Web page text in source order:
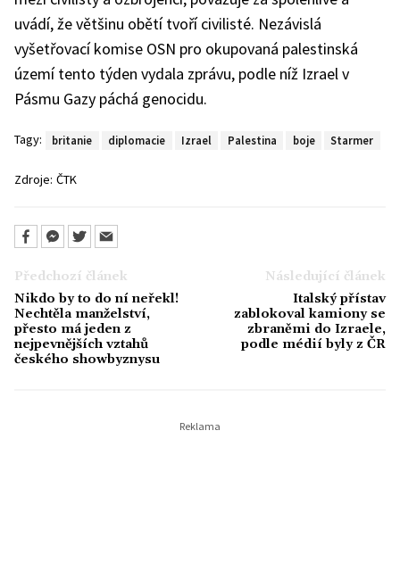
uvádí, že většinu obětí tvoří civilisté. Nezávislá
vyšetřovací komise OSN pro okupovaná palestinská
území tento týden vydala zprávu, podle níž Izrael v
Pásmu Gazy páchá genocidu.
Tagy: britanie diplomacie Izrael Palestina boje Starmer
Zdroje: ČTK
Předchozí článek
Nikdo by to do ní neřekl!
Nechtěla manželství,
přesto má jeden z
nejpevnějších vztahů
českého showbyznysu
Následující článek
Italský přístav
zablokoval kamiony se
zbraněmi do Izraele,
podle médií byly z ČR